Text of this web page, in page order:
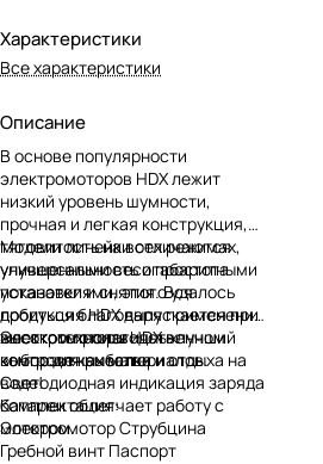
Характеристики
Все характеристики
Описание
В основе популярности
электромоторов HDX лежит
низкий уровень шумности,
прочная и легкая конструкция,
тяговитость на всех режимах,
универсальность и простота
установки и снятия. Вся
продукция HDX выпускается при
жестком производственном
контроле качества.
Модели линейки отличаются
улучшенными весогабаритными
показателями, этого удалось
добиться благодаря применению
высокотехнологичных
композитных материалов.
Светодиодная индикация заряда
батареи облегчает работу с
мотором.
Электромоторы HDX - лучший
выбор для рыбалки и отдыха на
воде!
Комплектация:
Электромотор Струбцина
Гребной винт Паспорт